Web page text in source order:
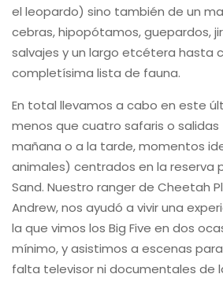
el leopardo) sino también de un
cebras, hipopótamos, guepardos,
salvajes y un largo etcétera hasta
completísima lista de fauna.
En total llevamos a cabo en este
menos que cuatro safaris o
mañana o a la tarde, momentos
animales) centrados en la reserva
Sand. Nuestro ranger de Cheetah
Andrew, nos ayudó a vivir una
la que vimos los Big Five en dos
mínimo, y asistimos a escenas
falta televisor ni documentales de